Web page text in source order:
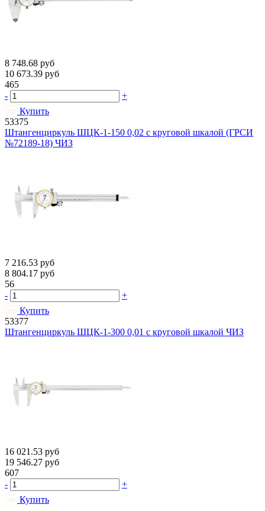
8 748.68 руб
10 673.39 руб
465
-
+
Купить
53375
Штангенциркуль ШЦК-1-150 0,02 с круговой шкалой (ГРСИ
№72189-18) ЧИЗ
7 216.53 руб
8 804.17 руб
56
-
+
Купить
53377
Штангенциркуль ШЦК-1-300 0,01 с круговой шкалой ЧИЗ
16 021.53 руб
19 546.27 руб
607
-
+
Купить